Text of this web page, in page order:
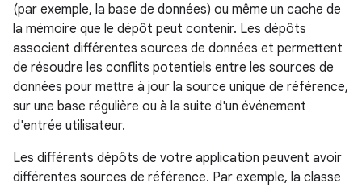
(par exemple, la base de données) ou même un cache de
la mémoire que le dépôt peut contenir. Les dépôts
associent différentes sources de données et permettent
de résoudre les conflits potentiels entre les sources de
données pour mettre à jour la source unique de référence,
sur une base régulière ou à la suite d'un événement
d'entrée utilisateur.
Les différents dépôts de votre application peuvent avoir
différentes sources de référence. Par exemple, la classe